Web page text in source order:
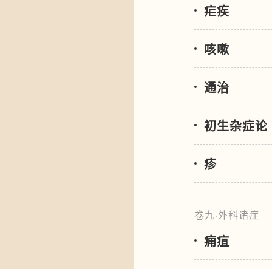
疟疾
咳嗽
通治
初生杂症论
疹
卷九·外科诸症
痈疽